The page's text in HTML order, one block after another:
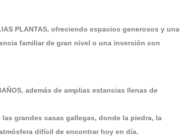
PLANTAS, ofreciendo espacios generosos y una
familiar de gran nivel o una inversión con
además de amplias estancias llenas de
grandes casas gallegas, donde la piedra, la
difícil de encontrar hoy en día.